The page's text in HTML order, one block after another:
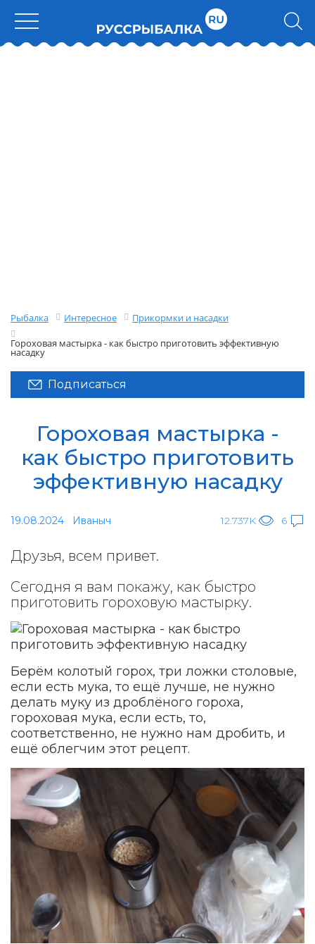
Рыбалка Интересное
Прикормки и насадки
Гороховая мастырка - как быстро приготовить эффективную
насадку
Подписаться
Гороховая мастырка -
как быстро приготовить
эффективную насадку
19.08.2024 Иваныч 12.737K 6
Друзья, всем привет.
Сегодня я вам покажу, как быстро
приготовить гороховую мастырку.
Берём колотый горох, три ложки столовые,
если есть мука, то ещё лучше, не нужно
делать муку из дроблёного гороха,
гороховая мука, если есть, то,
соответственно, не нужно нам дробить, и
ещё облегчим этот рецепт.